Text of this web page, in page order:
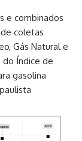
e combinados
coletas
Gás Natural e
do Índice de
gasolina